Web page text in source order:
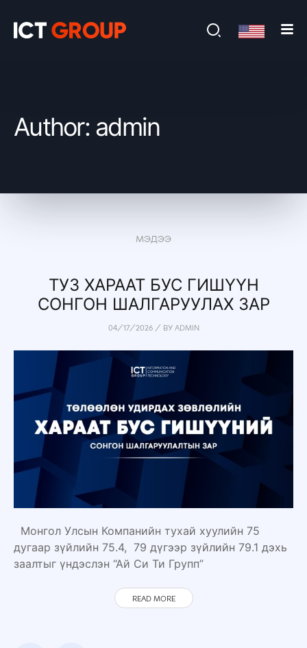
Author: admin
МЭДЭЭ
ТУЗ ХАРААТ БУС ГИШҮҮН
СОНГОН ШАЛГАРУУЛАХ ЗАР
04/17/2026/ BY ADMIN
Монгол Улсын Компанийн тухай хуулийн 75
дугаар зүйлийн 75.4, 79 дүгээр зүйлийн 79.1 дэхь
заалтыг үндэслэн “Ай Си Ти Групп”
READ MORE